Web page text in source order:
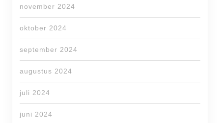
november 2024
oktober 2024
september 2024
augustus 2024
juli 2024
juni 2024